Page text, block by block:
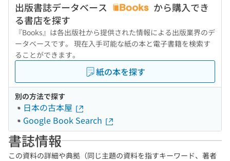
出版書誌データベース
から購入でき
る書店を探す
『Books』は各出版社から提供された情報による出版業界のデ
ータベースです。 現在入手可能な紙の本と電子書籍を検索す
ることができます。
紙の本を探す
別の方法で探す
日本の古本屋
Google Book Search
書誌情報
この資料の詳細や典拠（同じ主題の資料を指すキーワード、著者